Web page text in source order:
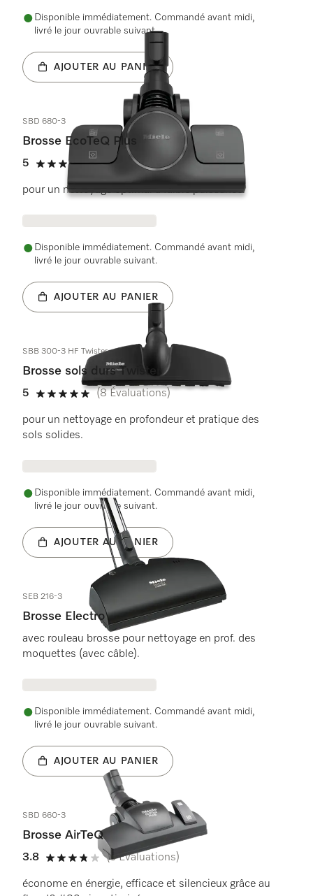
Disponible immédiatement. Commandé avant midi,
livré le jour ouvrable suivant.
AJOUTER AU PANIER
SBD 680-3
Brosse EcoTeQ Plus
5
5 de 5 étoiles
(9 Évaluations)
pour un nettoyage optimal à faible puissance.
Disponible immédiatement. Commandé avant midi,
livré le jour ouvrable suivant.
AJOUTER AU PANIER
SBB 300-3 HF Twister
Brosse sols durs Twister
5
5 de 5 étoiles
(8 Évaluations)
pour un nettoyage en profondeur et pratique des
sols solides.
Disponible immédiatement. Commandé avant midi,
livré le jour ouvrable suivant.
AJOUTER AU PANIER
SEB 216-3
Brosse Electro
avec rouleau brosse pour nettoyage en prof. des
moquettes (avec câble).
Disponible immédiatement. Commandé avant midi,
livré le jour ouvrable suivant.
AJOUTER AU PANIER
SBD 660-3
Brosse AirTeQ
3.8
3.8 de 5 étoiles
(5 Évaluations)
économe en énergie, efficace et silencieux grâce au